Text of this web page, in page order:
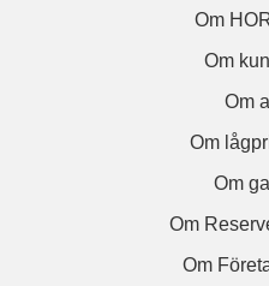
Om
Om
Om
Om
Om
Om
Om